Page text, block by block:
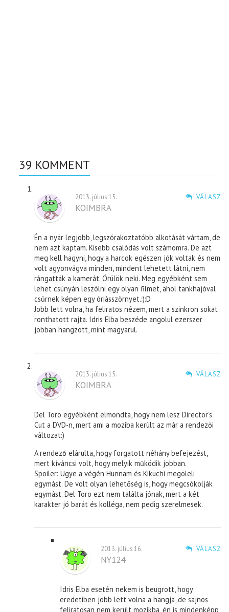
39 KOMMENT
VÁLASZ
2013. július 15.
KOIMBRA
Én a nyár legjobb, legszórakoztatóbb alkotását vártam, de
nem azt kaptam. Kisebb csalódás volt számomra. De azt
meg kell hagyni, hogy a harcok egészen jók voltak és nem
volt agyonvágva minden, mindent lehetett látni, nem
rángatták a kamerát. Örülök neki. Meg egyébként sem
lehet csúnyán leszólni egy olyan filmet, ahol tankhajóval
csűrnek képen egy óriásszörnyet.:):D
Jobb lett volna, ha feliratos nézem, mert a szinkron sokat
ronthatott rajta. Idris Elba beszéde angolul ezerszer
jobban hangzott, mint magyarul.
VÁLASZ
2013. július 15.
KOIMBRA
Del Toro egyébként elmondta, hogy nem lesz Director’s
Cut a DVD-n, mert ami a moziba került az már a rendezői
változat:)
A rendező elárulta, hogy forgatott néhány befejezést,
mert kíváncsi volt, hogy melyik működik jobban.
Spoiler: Ugye a végén Hunnam és Kikuchi megöleli
egymást. De volt olyan lehetőség is, hogy megcsókolják
egymást. Del Toro ezt nem találta jónak, mert a két
karakter jó barát és kolléga, nem pedig szerelmesek.
VÁLASZ
2013. július 16.
NY124
Idris Elba esetén nekem is beugrott, hogy
eredetiben jobb lett volna a hangja, de sajnos
feliratosan nem került mozikba, én is mindenképp